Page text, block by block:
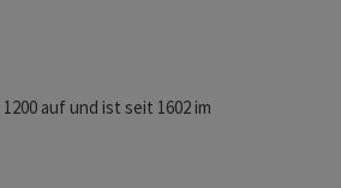
auf und ist seit 1602 im